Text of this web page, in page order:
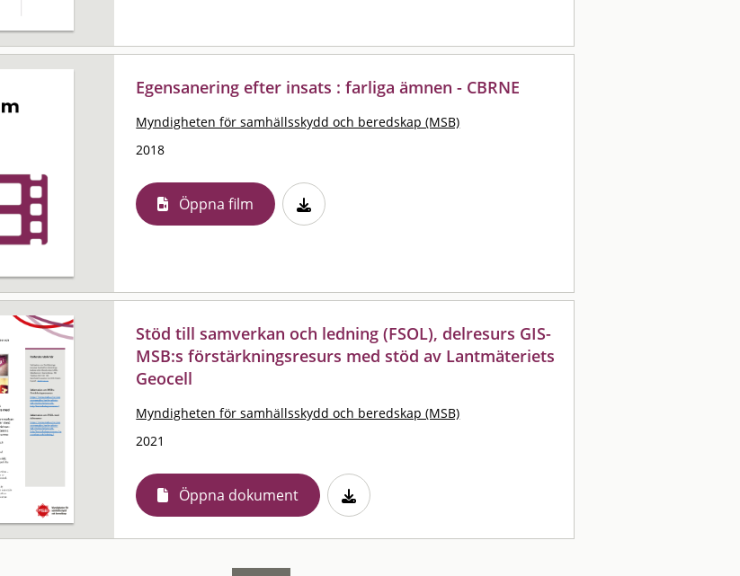
Egensanering efter insats : farliga ämnen - CBRNE
Myndigheten för samhällsskydd och beredskap (MSB)
2018
Öppna film
Stöd till samverkan och ledning (FSOL), delresurs GIS-
MSB:s förstärkningsresurs med stöd av Lantmäteriets
Geocell
Myndigheten för samhällsskydd och beredskap (MSB)
2021
Öppna dokument